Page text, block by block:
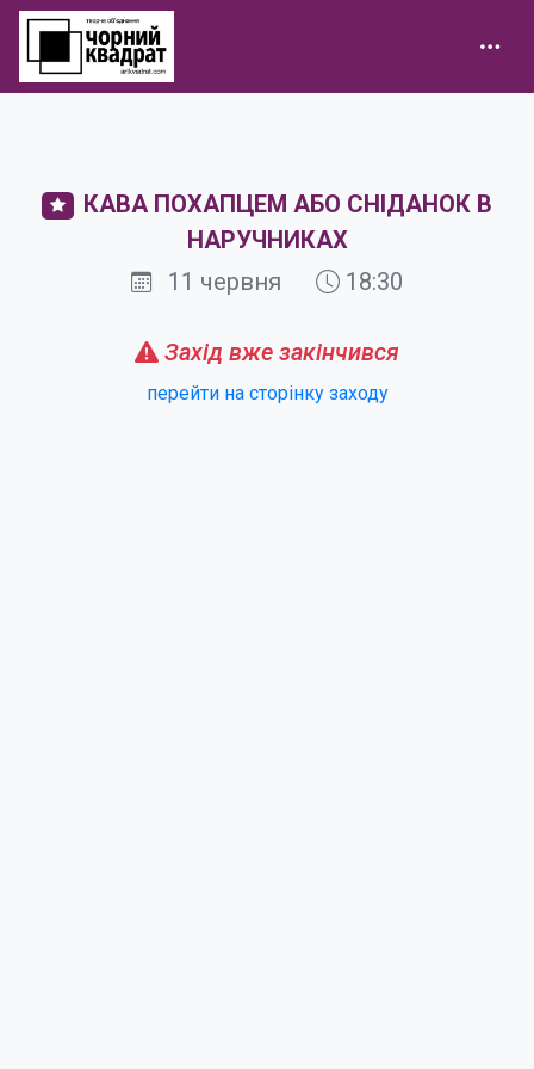
КАВА ПОХАПЦЕМ АБО СНІДАНОК В
НАРУЧНИКАХ
11 червня
18:30
Захід вже закінчився
перейти на сторінку заходу